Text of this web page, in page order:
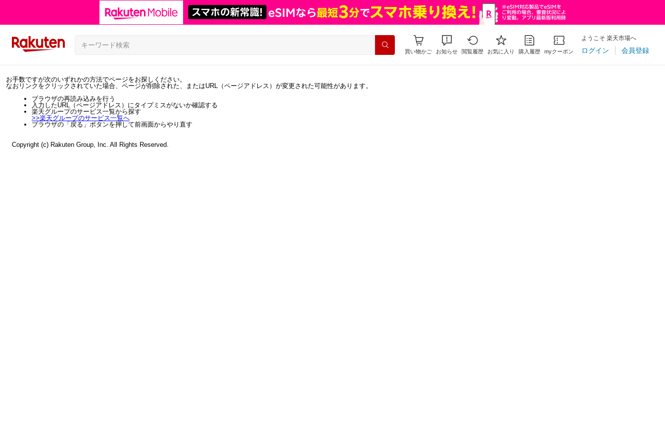
買い物かご お知らせ 閲覧履歴 お気に入り 購入履歴 myクーポン
ようこそ 楽天市場へ
ログイン 会員登録
お手数ですが次のいずれかの方法でページをお探しください。
なおリンクをクリックされていた場合、ページが削除された、またはURL（ページアドレス）が変更された可能性があります。
ブラウザの再読み込みを行う
入力したURL（ページアドレス）にタイプミスがないか確認する
楽天グループのサービス一覧から探す
>>楽天グループのサービス一覧へ
ブラウザの「戻る」ボタンを押して前画面からやり直す
Copyright (c) Rakuten Group, Inc. All Rights Reserved.